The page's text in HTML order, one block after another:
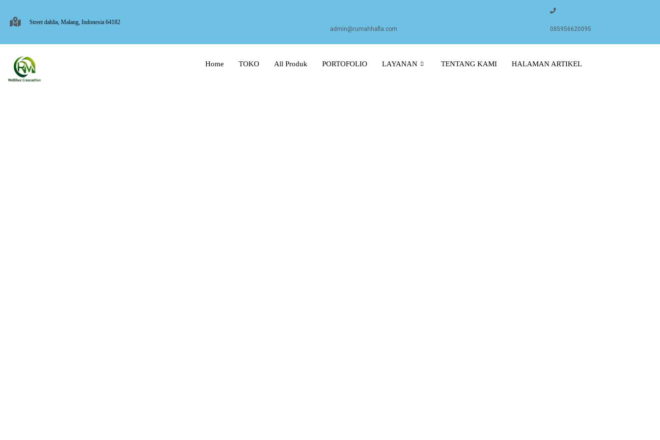
Street dahlia, Malang, Indonesia 64182
admin@rumahhafla.com
085956620095
Home TOKO All Produk PORTOFOLIO LAYANAN TENTANG KAMI HALAMAN ARTIKEL